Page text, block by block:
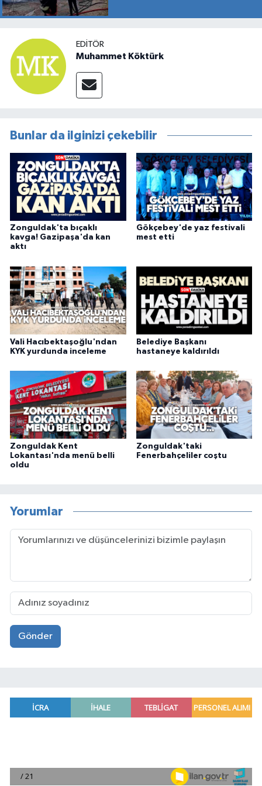
EDITÖR
Muhammet Köktürk
Bunlar da ilginizi çekebilir
Zonguldak'ta bıçaklı
kavga! Gazipaşa'da kan
aktı
Gökçebey'de yaz festivali
mest etti
Vali Hacıbektaşoğlu'ndan
KYK yurdunda inceleme
Belediye Başkanı
hastaneye kaldırıldı
Zonguldak Kent
Lokantası'nda menü belli
oldu
Zonguldak'taki
Fenerbahçeliler coştu
Yorumlar
Gönder